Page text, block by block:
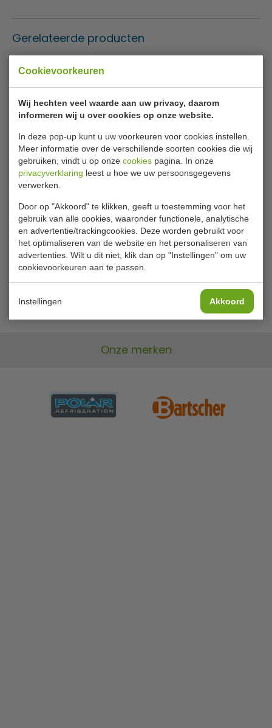
Cookievoorkeuren
Wij hechten veel waarde aan uw privacy, daarom
informeren wij u over cookies op onze website.
In deze pop-up kunt u uw voorkeuren voor cookies instellen.
Meer informatie over de verschillende soorten cookies die wij
gebruiken, vindt u op onze cookies pagina. In onze
privacyverklaring leest u hoe we uw persoonsgegevens
verwerken.
Door op "Akkoord" te klikken, geeft u toestemming voor het
gebruik van alle cookies, waaronder functionele, analytische
en advertentie/trackingcookies. Deze worden gebruikt voor
het optimaliseren van de website en het personaliseren van
advertenties. Wilt u dit niet, klik dan op "Instellingen" om uw
cookievoorkeuren aan te passen.
Instellingen Akkoord
Gerelateerde producten
Drank Koelkast | 1 Glazen
Deur | Zwart | LED
verlichting | 115 liter | B54
x D54 x H85 cm
CombiSteel7013.2570
€ 449,00 € 332,00
Bekijken
Parasol | vierkant | groen
| hout & polyester | H2,7 x
BoleroGH989
€ 179,99 € 169,00
Bekijken
Onze merken